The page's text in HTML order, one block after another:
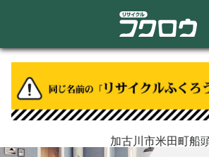
加古川市米田町船